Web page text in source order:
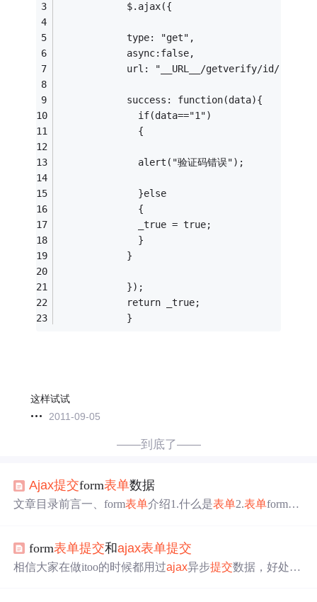
			$.ajax({
			type: "get",
			async:false,
url: "__URL__/getverify/id/
			success: function(data){
			  if(data=="1")
			  {
			  alert("验证码错误");
			  }else
			  {
			  _true = true;
			  }
			}
			});
			return _true;
			}
这样试试
2011-09-05
——到底了——
Ajax提交form表单数据
文章目录前言一、form表单介绍1.什么是表单2.表单form的
为3.快速获取表单中的数据4.通过Ajax
服务器总结 前言 本文介绍了表单的基本使用及属性说明,
form表单提交和ajax表单提交
相信大家在做itoo的时候都用过ajax异步提交数据，好处自